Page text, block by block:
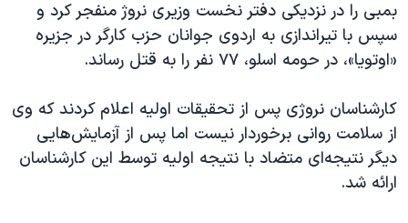
بمبی را در نزدیکی دفتر نخست ‌وزیری نروژ منفجر کرد و
سپس با تیراندازی به اردوی جوانان حزب کارگر در جزیره
«اوتویا»، در حومه اسلو، ۷۷ نفر را به قتل رساند.
کارشناسان نروژی پس از تحقیقات اولیه اعلام کردند که وی
از سلامت روانی برخوردار نیست اما پس از آزمایش‌هایی
دیگر نتیجه‌ای متضاد با نتیجه اولیه توسط این کارشناسان
ارائه شد.